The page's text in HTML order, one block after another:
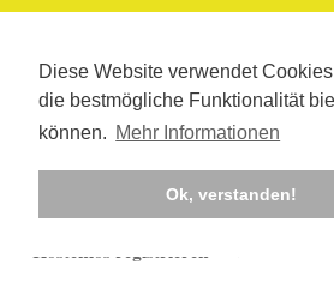
Diese Website verwendet
die bestmögliche Funktionalität
können. Mehr Informationen
Ok, verstanden!
Kostenlos registrieren